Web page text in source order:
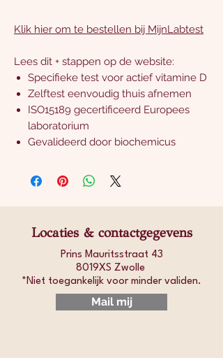
Klik hier om te bestellen bij MijnLabtest
Lees dit + stappen op de website:
Specifieke test voor actief vitamine D
Zelftest eenvoudig thuis afnemen
ISO15189 gecertificeerd Europees
laboratorium
Gevalideerd door biochemicus
bekend
Voeg de optie Vitamine D (25OH) toe als
je vitamine D3 slikt (dit zit óók vaak in
Multi vitamine en in Eqology Visolie.
Voeg vitamine D 25 OH toe
Locaties & contactgegevens
Prins Mauritsstraat 43
8019XS Zwolle
*Niet toegankelijk voor minder validen.​
Mail mij